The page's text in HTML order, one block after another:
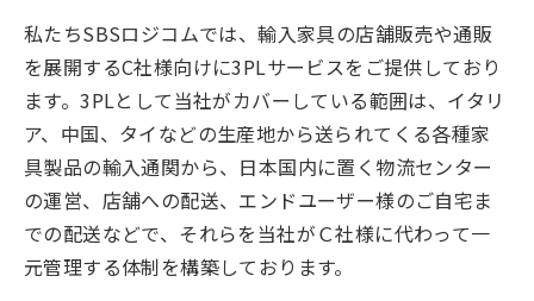
私たちSBSロジコムでは、輸入家具の店舗販売や通販
を展開するC社様向けに3PLサービスをご提供しており
ます。3PLとして当社がカバーしている範囲は、イタリ
ア、中国、タイなどの生産地から送られてくる各種家
具製品の輸入通関から、日本国内に置く物流センター
の運営、店舗への配送、エンドユーザー様のご自宅ま
での配送などで、それらを当社がＣ社様に代わって一
元管理する体制を構築しております。